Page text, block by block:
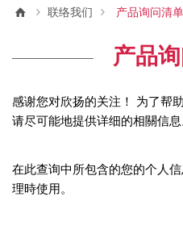
联络我们 产品询问清单
产品
感谢您对欣扬的关注！ 为了帮
请尽可能地提供详细的相關信息
在此查询中所包含的您的个人
理時使用。